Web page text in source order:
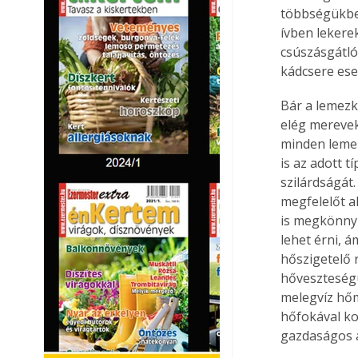
ívben
kádcsere
Bár a
elég
minden
is az adott
megfelelőt
is
lehet érni,
hőszigetelő
melegvíz
hőfokával